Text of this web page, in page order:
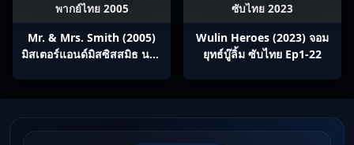
พากย์ไทย 2005
Mr. & Mrs. Smith (2005)
มิสเตอร์แอนด์มิสซิสสมิธ นาย
ซับไทย 2023
Wulin Heroes (2023) จอม
ยุทธ์บู๊ลิ้ม ซับไทย Ep1-22